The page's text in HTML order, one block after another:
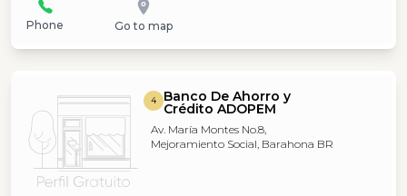
Phone Go to map
4 Banco De Ahorro y
Crédito ADOPEM
Av. María Montes No.8,
Mejoramiento Social, Barahona BR